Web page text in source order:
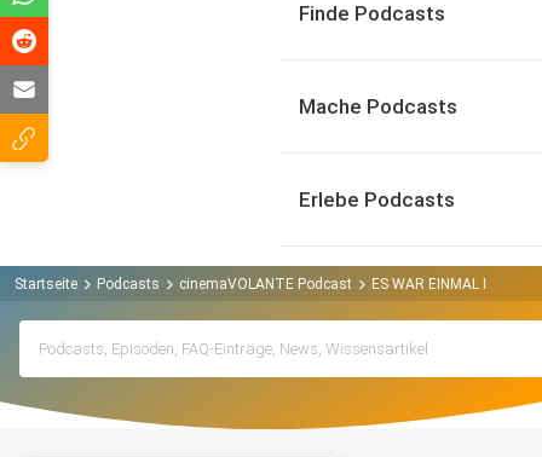
Finde Podcasts
Mache Podcasts
Erlebe Podcasts
Startseite Podcasts cinemaVOLANTE Podcast ES WAR EINMAL IN